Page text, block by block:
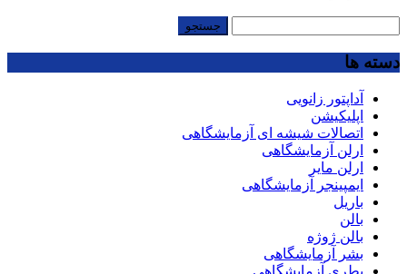
دسته ها
آداپتور زانویی
اپلیکیشن
اتصالات شیشه ای آزمایشگاهی
ارلن آزمایشگاهی
ارلن مایر
ایمپینجر آزمایشگاهی
باریل
بالن
بالن ژوژه
بشر آزمایشگاهی
بطری آزمایشگاهی